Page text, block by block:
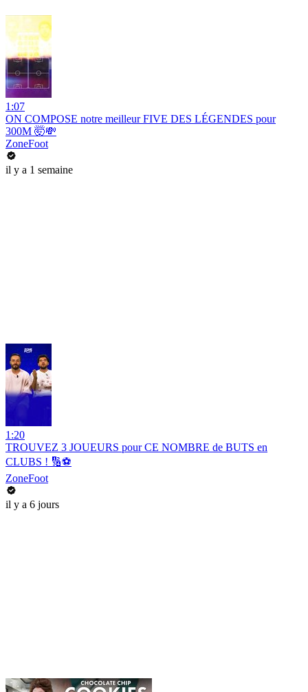
1:07
ON COMPOSE notre meilleur FIVE DES LÉGENDES pour
300M 🤯💸
ZoneFoot
il y a 1 semaine
1:20
TROUVEZ 3 JOUEURS pour CE NOMBRE de BUTS en
CLUBS ! 🔢⚽️
ZoneFoot
il y a 6 jours